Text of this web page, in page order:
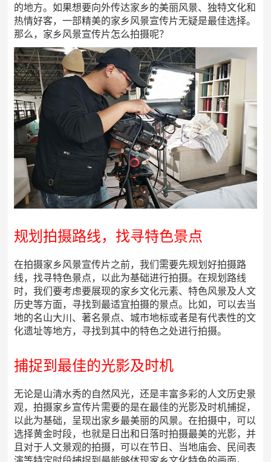
的地方。如果想要向外传达家乡的美丽风景、独特文化和
热情好客，一部精美的家乡风景宣传片无疑是最佳选择。
那么，家乡风景宣传片怎么拍摄呢？
规划拍摄路线，找寻特色景点
在拍摄家乡风景宣传片之前，我们需要先规划好拍摄路
线，找寻特色景点，以此为基础进行拍摄。在规划路线
时，我们要考虑要展现的家乡文化元素、特色风景及人文
历史等方面，寻找到最适宜拍摄的景点。比如，可以去当
地的名山大川、著名景点、城市地标或者是有代表性的文
化遗址等地方，寻找到其中的特色之处进行拍摄。
捕捉到最佳的光影及时机
无论是山清水秀的自然风光，还是丰富多彩的人文历史景
观，拍摄家乡宣传片需要的是在最佳的光影及时机捕捉，
以此为基础，呈现出家乡最美丽的风景。在拍摄中，可以
选择黄金时段，也就是日出和日落时拍摄最美的光影，并
且对于人文景观的拍摄，可以在节日、当地庙会、民间表